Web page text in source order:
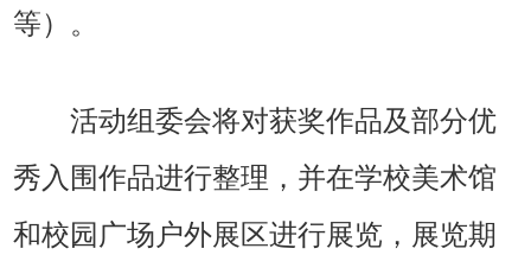
等）。
活动组委会将对获奖作品及部分优
秀入围作品进行整理，并在学校美术馆
和校园广场户外展区进行展览，展览期